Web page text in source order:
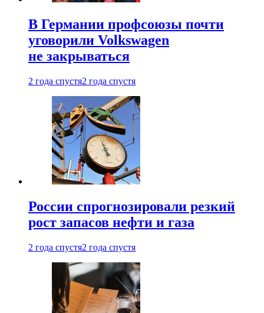
В Германии профсоюзы почти
уговорили Volkswagen
не закрываться
2 года спустя2 года спустя
России спрогнозировали резкий
рост запасов нефти и газа
2 года спустя2 года спустя